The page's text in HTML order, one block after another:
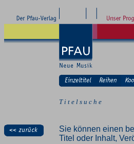
T i t e l s u c h e
Sie können einen
Titel oder Inhalt,